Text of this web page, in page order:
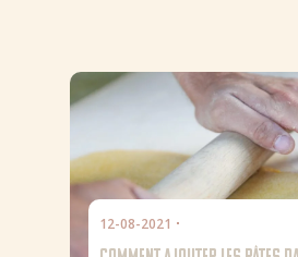
12-08-2021